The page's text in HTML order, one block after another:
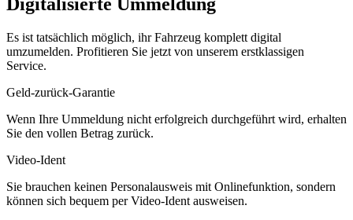
Es ist tatsächlich möglich, ihr Fahrzeug komplett digital
umzumelden. Profitieren Sie jetzt von unserem erstklassigen
Service.
Geld-zurück-Garantie
Wenn Ihre Ummeldung nicht erfolgreich durchgeführt wird, erhalten
Sie den vollen Betrag zurück.
Video-Ident
Sie brauchen keinen Personalausweis mit Onlinefunktion, sondern
können sich bequem per Video-Ident ausweisen.